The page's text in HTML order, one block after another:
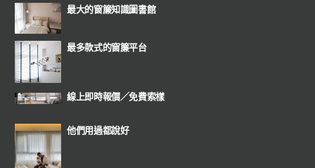
最大的窗簾知識圖書館
最多款式的窗簾平台
線上即時報價／免費索樣
他們用過都說好